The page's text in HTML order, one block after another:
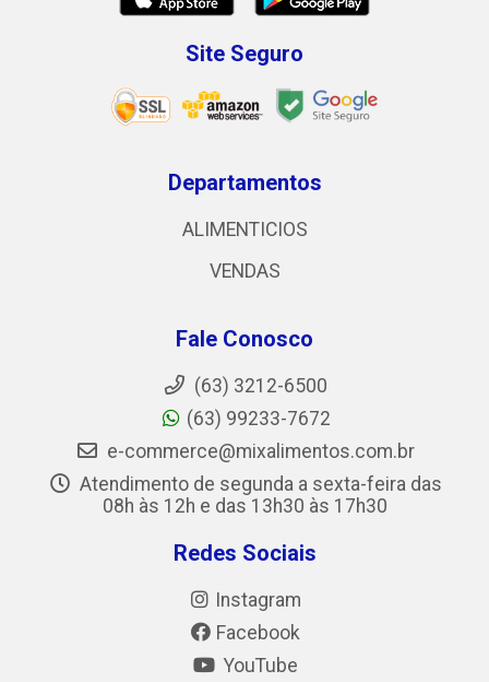
Site Seguro
Departamentos
ALIMENTICIOS
VENDAS
Fale Conosco
(63) 3212-6500
(63) 99233-7672
e-commerce@mixalimentos.com.br
Atendimento de segunda a sexta-feira das
08h às 12h e das 13h30 às 17h30
Redes Sociais
Instagram
Facebook
YouTube